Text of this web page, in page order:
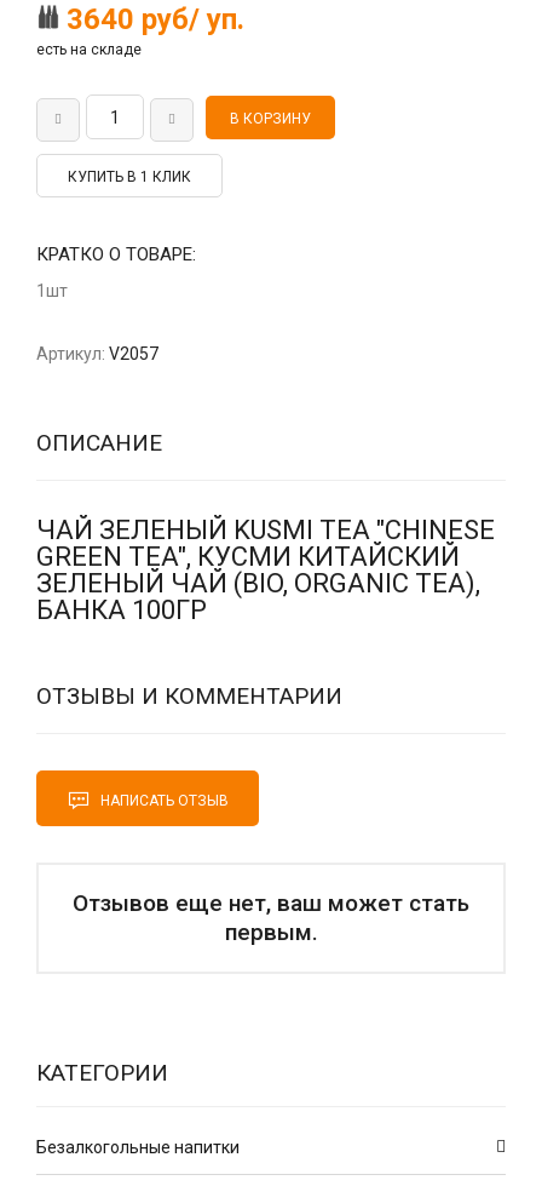
3640 руб/ уп.
есть на складе
КУПИТЬ В 1 КЛИК
КРАТКО О ТОВАРЕ:
1шт
Артикул: V2057
ОПИСАНИЕ
ЧАЙ ЗЕЛЕНЫЙ KUSMI TEA "CHINESE
GREEN TEA", КУСМИ КИТАЙСКИЙ
ЗЕЛЕНЫЙ ЧАЙ (BIO, ORGANIC TEA),
БАНКА 100ГР
ОТЗЫВЫ И КОММЕНТАРИИ
НАПИСАТЬ ОТЗЫВ
Отзывов еще нет, ваш может стать
первым.
КАТЕГОРИИ
Безалкогольные напитки